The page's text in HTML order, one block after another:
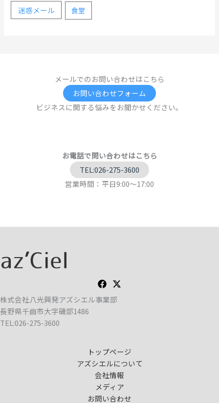
迷惑メール 食堂
メールでのお問い合わせはこちら
お問い合わせフォーム
ビジネスに関する悩みをお聞かせください。
お電話で問い合わせはこちら
TEL:026-275-3600
営業時間：平日9:00～17:00
株式会社八光興発アズシエル事業部
長野県千曲市大字磯部1486
TEL:026-275-3600
トップページ
アズシエルについて
会社情報
メディア
お問い合わせ